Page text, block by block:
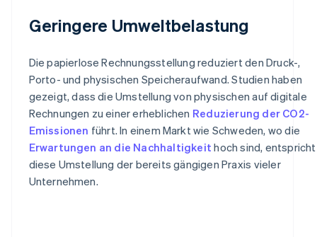
Geringere Umweltbelastung
Die papierlose Rechnungsstellung reduziert den Druck-,
Porto- und physischen Speicheraufwand. Studien haben
gezeigt, dass die Umstellung von physischen auf digitale
Rechnungen zu einer erheblichen Reduzierung der CO2-
Emissionen führt. In einem Markt wie Schweden, wo die
Erwartungen an die Nachhaltigkeit hoch sind, entspricht
diese Umstellung der bereits gängigen Praxis vieler
Unternehmen.